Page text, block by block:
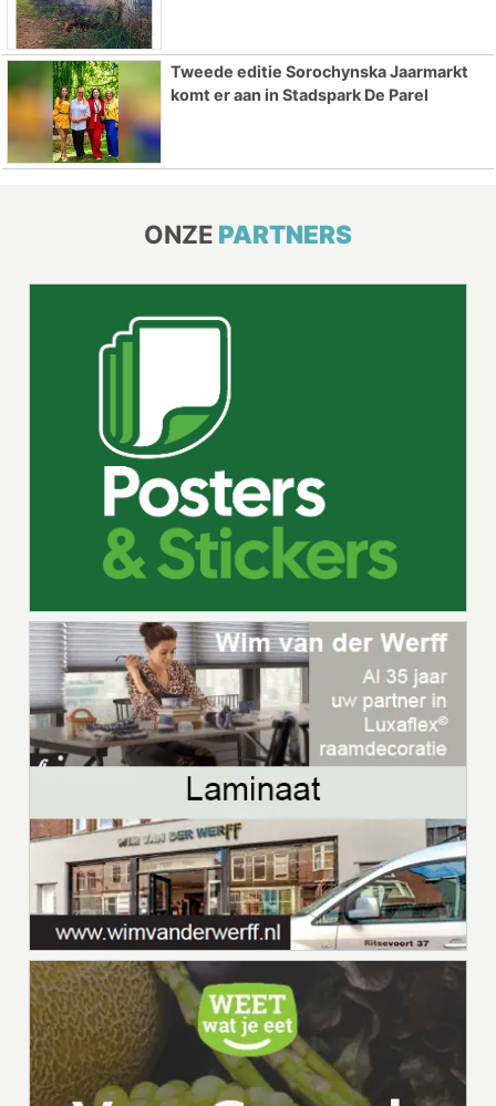
Tweede editie Sorochynska Jaarmarkt
komt er aan in Stadspark De Parel
ONZE PARTNERS